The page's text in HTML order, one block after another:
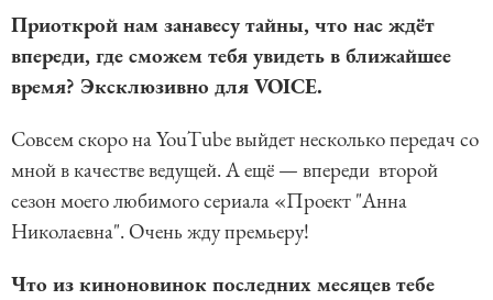
Приоткрой нам занавесу тайны, что нас ждёт
впереди, где сможем тебя увидеть в ближайшее
время? Эксклюзивно для VOICE.
Совсем скоро на YouTube выйдет несколько передач со
мной в качестве ведущей. А ещё — впереди второй
сезон моего любимого сериала «Проект "Анна
Николаевна". Очень жду премьеру!
Что из киноновинок последних месяцев тебе